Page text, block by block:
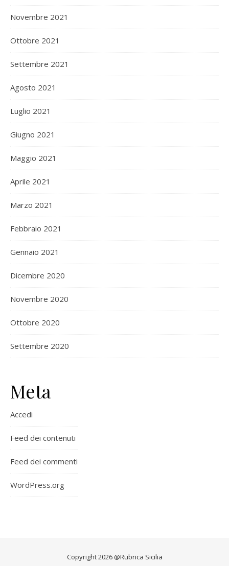
Novembre 2021
Ottobre 2021
Settembre 2021
Agosto 2021
Luglio 2021
Giugno 2021
Maggio 2021
Aprile 2021
Marzo 2021
Febbraio 2021
Gennaio 2021
Dicembre 2020
Novembre 2020
Ottobre 2020
Settembre 2020
Meta
Accedi
Feed dei contenuti
Feed dei commenti
WordPress.org
Copyright 2026 @Rubrica Sicilia